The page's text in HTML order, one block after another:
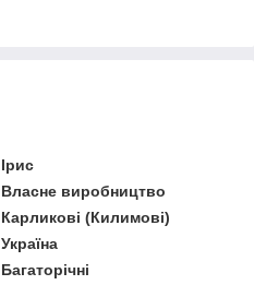
Ірис
Власне виробництво
Карликові (Килимові)
Україна
Багаторічні